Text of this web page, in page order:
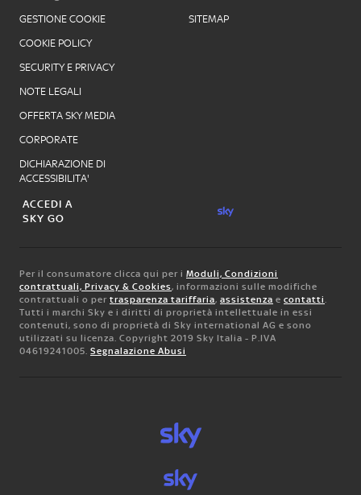
GESTIONE COOKIE
COOKIE POLICY
SECURITY E PRIVACY
NOTE LEGALI
OFFERTA SKY MEDIA
CORPORATE
DICHIARAZIONE DI
ACCESSIBILITA'
SITEMAP
ACCEDI A
SKY GO
Per il consumatore clicca qui per i Moduli, Condizioni
contrattuali, Privacy & Cookies, informazioni sulle modifiche
contrattuali o per trasparenza tariffaria, assistenza e contatti.
Tutti i marchi Sky e i diritti di proprietà intellettuale in essi
contenuti, sono di proprietà di Sky international AG e sono
utilizzati su licenza. Copyright 2019 Sky Italia - P.IVA
04619241005. Segnalazione Abusi